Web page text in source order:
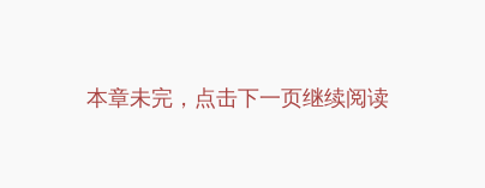
本章未完，点击下一页继续阅读